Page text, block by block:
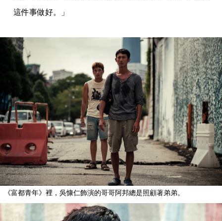
這件事做好。」
《富都青年》裡，吳慷仁飾演的哥哥阿邦總是照顧著弟弟。